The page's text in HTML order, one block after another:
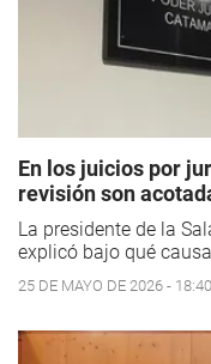
En los juicios por
revisión son
La presidente de la
explicó bajo qué
25 DE MAYO DE 2026 - 18:40